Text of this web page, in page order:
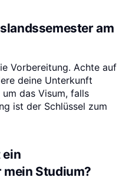
am
Vorbereitung. Achte auf
deine Unterkunft
das Visum, falls
ist der Schlüssel zum
ein
Studium?